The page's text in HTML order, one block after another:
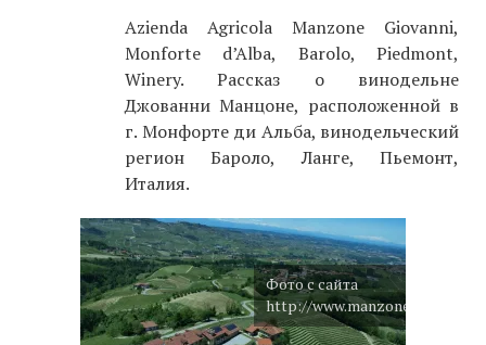
Azienda Agricola Manzone Giovanni,
Monforte d’Alba, Barolo, Piedmont,
Winery. Рассказ о винодельне
Джованни Манцоне, расположенной в
г. Монфорте ди Альба, винодельческий
регион Бароло, Ланге, Пьемонт,
Италия.
Фото с сайта
http://